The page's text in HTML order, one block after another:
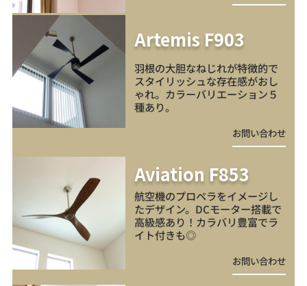
Artemis F903
羽根の大胆なねじれが特徴的で
スタイリッシュな存在感がおし
ゃれ。カラーバリエーション５
種あり。
お問い合わせ
Aviation F853
航空機のプロペラをイメージし
たデザイン。DCモーター搭載で
高級感あり！カラバリ豊富でラ
イト付きも◎
お問い合わせ